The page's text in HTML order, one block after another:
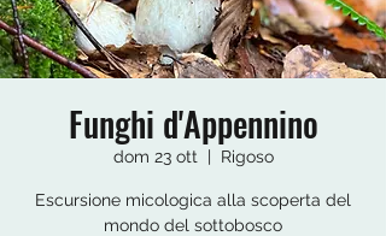
Funghi d'Appennino
dom 23 ott
  |
Rigoso
Escursione micologica alla scoperta del
mondo del sottobosco